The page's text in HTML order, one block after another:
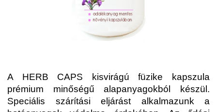
A HERB CAPS kisvirágú füzike kapszula
prémium minőségű alapanyagokból készül.
Speciális szárítási eljárást alkalmazunk a